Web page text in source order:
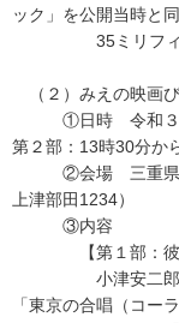
ック」を公開当時と
35ミリフィル
（２）みえの映画
①日時 令和３年７
第２部：13時30分か
②会場 三重県総合
上津部田1234）
③内容
【第１部：彼岸花
小津安二郎（お
「東京の合唱（コーラ